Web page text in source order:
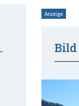
Bild